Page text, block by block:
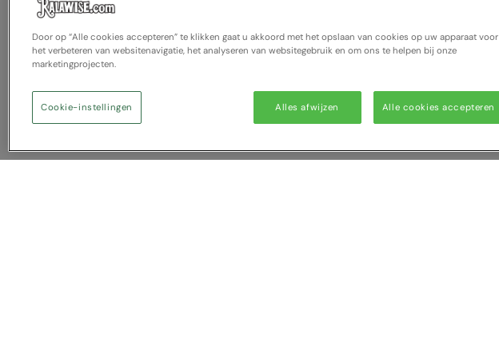
Door op “Alle cookies accepteren” te klikken gaat u akkoord met het opslaan van cookies op uw apparaat voor
het verbeteren van websitenavigatie, het analyseren van websitegebruik en om ons te helpen bij onze
marketingprojecten.
Alles afwijzen Alle cookies accepteren
Cookie-instellingen